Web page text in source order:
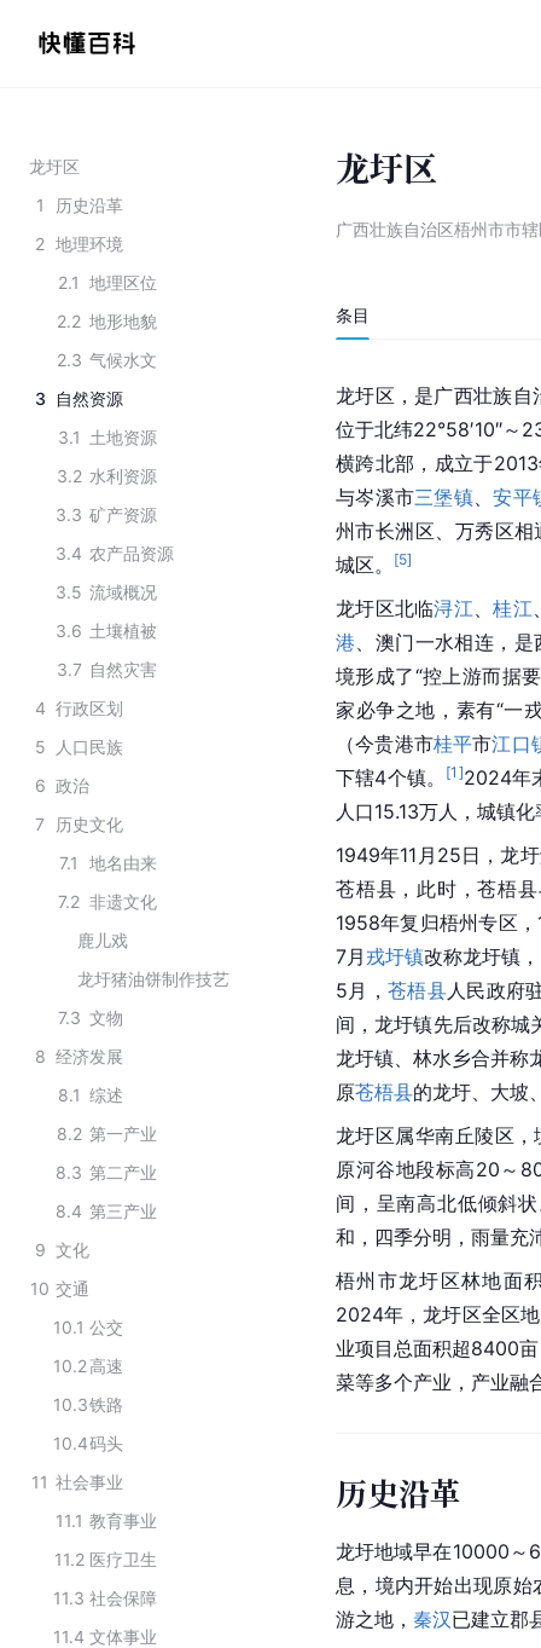
龙圩区
1
历史沿革
2 地理环境
2.1 地理区位
2.2 地形地貌
2.3 气候水文
3
自然资源
3.1 土地资源
3.2 水利资源
3.3 矿产资源
3.4 农产品资源
3.5 流域概况
3.6 土壤植被
3.7 自然灾害
4 行政区划
5
人口民族
6 政治
7
历史文化
7.1
地名由来
7.2 非遗文化
鹿儿戏
龙圩猪油饼制作技艺
7.3 文物
8 经济发展
8.1 综述
8.2 第一产业
8.3 第二产业
8.4 第三产业
9 文化
10 交通
10.1 公交
10.2高速
10.3铁路
10.4码头
11 社会事业
11.1 教育事业
11.2 医疗卫生
11.3 社会保障
11.4 文体事业
龙圩区
广西壮族自治区梧州市市
条目
龙圩区，是广西壮族自
位于北纬22°58′10″～
横跨北部，成立于
与岑溪市三堡镇 、安平
州市长洲区、万秀区
城区。
[5]
龙圩区北临浔江 、桂江
港 、澳门一水相连，是
境形成了“控上游而据
家必争之地，素有“一
（今贵港市桂平市江口
下辖4个镇。
[1 ]2024年
人口15.13万人，城镇
1949年11月25日，龙
苍梧县，此时，苍梧
1958年复归梧州专区
7月 戎圩镇改称龙圩镇
5月， 苍梧县人民政府
间，龙圩镇先后改称城
龙圩镇、林水乡合并称
原苍梧县的龙圩、大坡
龙圩区属华南丘陵区
原河谷地段标高20～
间，呈南高北低倾斜
和，四季分明，雨量充
梧州市龙圩区林地面
2024年，龙圩区全区
业项目总面积超8400
菜等多个产业，产业融
历史沿革
龙圩地域早在10000～
息，境内开始出现原
游之地， 秦汉已建立郡